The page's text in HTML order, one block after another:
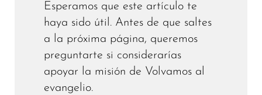
Esperamos que este artículo te
haya sido útil. Antes de que saltes
a la próxima página, queremos
preguntarte si considerarías
apoyar la misión de Volvamos al
evangelio.